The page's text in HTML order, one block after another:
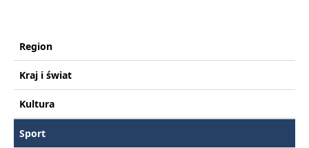
Region
Kraj i świat
Kultura
Sport